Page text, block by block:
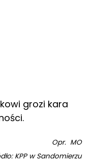
grozi kara
Opr. MO
KPP w Sandomierzu